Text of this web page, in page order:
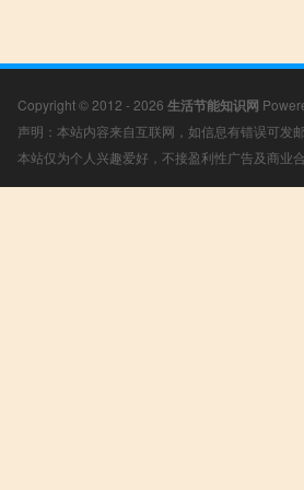
Copyright © 2012 - 2026 生活节能知识网
声明：本站内容来自互联网，如信息有错误可发
本站仅为个人兴趣爱好，不接盈利性广告及商业